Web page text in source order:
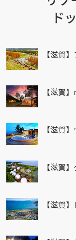
ド
【滋賀
【滋賀
【滋賀
【滋賀
【滋賀